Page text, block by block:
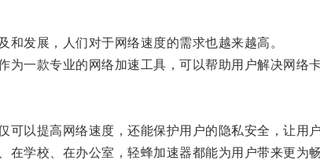
发展，人们对于网络速度的需求也越来越高。
一款专业的网络加速工具，可以帮助用户解决网络
以提高网络速度，还能保护用户的隐私安全，让用户
学校、在办公室，轻蜂加速器都能为用户带来更为畅